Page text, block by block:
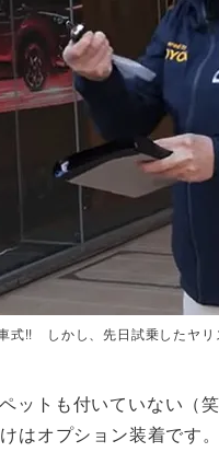
式!! しかし、先日試乗したヤリ
ットも付いていない（
はオプション装着です。